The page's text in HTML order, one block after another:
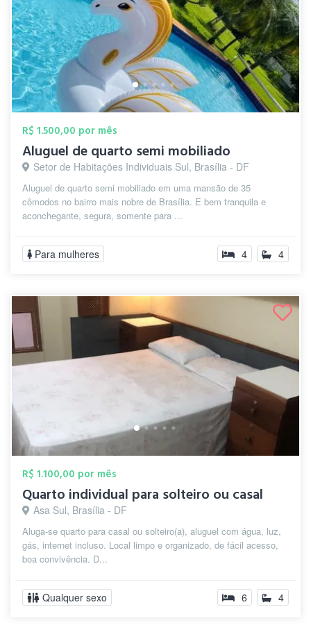
R$ 1.500,00 por mês
Aluguel de quarto semi mobiliado
Setor de Habitações Individuais Sul, Brasília - DF
Aluguel de quarto semi mobiliado em uma mansão de 35
cômodos no bairro mais nobre de Brasília. E bem tranquila e
aconchegante, segura, somente para ...
Para mulheres 4 4
R$ 1.100,00 por mês
Quarto individual para solteiro ou casal
Asa Sul, Brasília - DF
Aluga-se quarto para casal ou solteiro(a), aluguel com água, luz,
gás, internet incluso. Local limpo e organizado, de fácil acesso,
boa convivência. D...
Qualquer sexo 6 4